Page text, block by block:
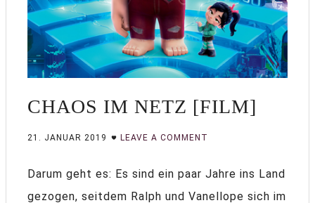
CHAOS IM NETZ [FILM]
21. JANUAR 2019 LEAVE A COMMENT
Darum geht es: Es sind ein paar Jahre ins Land
gezogen, seitdem Ralph und Vanellope sich im